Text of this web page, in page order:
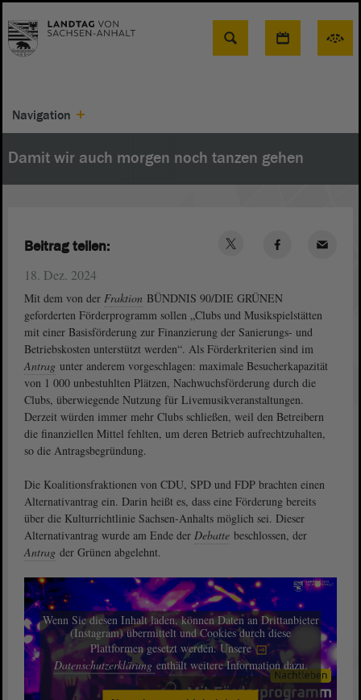
Suche
Navigation
Damit wir auch morgen noch tanzen gehen
18. Dez. 2024
Mit dem von der Fraktion BÜNDNIS 90/DIE GRÜNEN
geforderten Förderprogramm sollen „Clubs und Musikspielstätten
mit einer Basisförderung zur Finanzierung der Sanierungs- und
Betriebskosten unterstützt werden“. Als Förderkriterien sind im
Antrag unter anderem vorgeschlagen: maximale Besucherkapazität
von 1 000 unbestuhlten Plätzen, Nachwuchsförderung durch die
Clubs, überwiegende Nutzung für Livemusikveranstaltungen.
Derzeit würden immer mehr Clubs schließen, weil den Betreibern
die finanziellen Mittel fehlten, um deren Betrieb aufrechtzuhalten,
so die Antragsbegründung.
Die Koalitionsfraktionen von CDU, SPD und FDP brachten einen
Alternativantrag ein. Darin heißt es, dass eine Förderung bereits
über die Kulturrichtlinie Sachsen-Anhalts möglich sei. Dieser
Alternativantrag wurde am Ende der Debatte beschlossen, der
Antrag der Grünen abgelehnt.
Wenn Sie diesen Inhalt laden, können Daten an Drittanbieter
(Instagram) übermittelt und Cookies durch diese
Plattformen gesetzt werden. Unsere
Datenschutzerklärungenthält weitere Information dazu.
Beitrag teilen: